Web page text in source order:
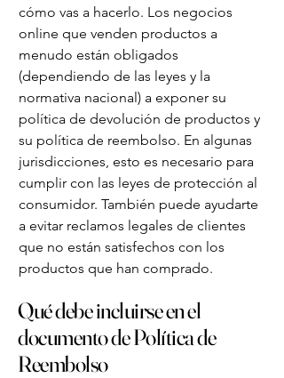
cómo vas a hacerlo. Los negocios
online que venden productos a
menudo están obligados
(dependiendo de las leyes y la
normativa nacional) a exponer su
política de devolución de productos y
su política de reembolso. En algunas
jurisdicciones, esto es necesario para
cumplir con las leyes de protección al
consumidor. También puede ayudarte
a evitar reclamos legales de clientes
que no están satisfechos con los
productos que han comprado.
Qué debe incluirse en el
documento de Política de
Reembolso